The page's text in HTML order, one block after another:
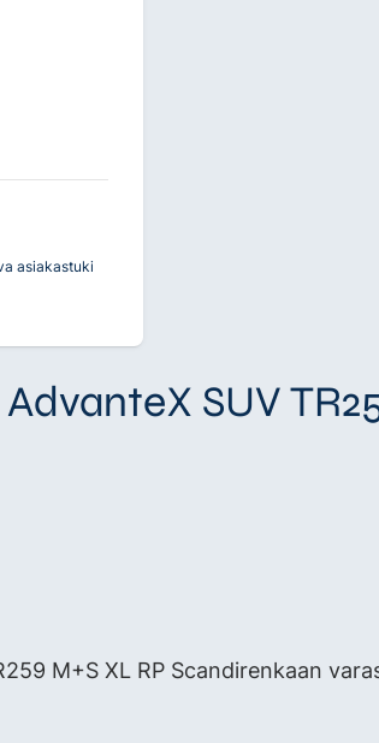
asiakastuki
SUV
M+S XL RP Scandirenkaan